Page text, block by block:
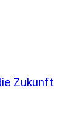
Zukunft